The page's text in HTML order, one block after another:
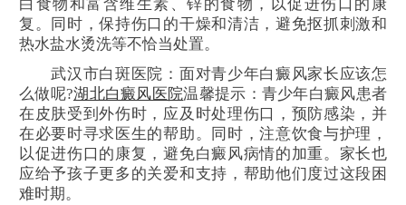
白食物和富含维生素、锌的食物，以促进伤口的康
复。同时，保持伤口的干燥和清洁，避免抠抓刺激和
热水盐水烫洗等不恰当处置。
武汉市白斑医院：面对青少年白癜风家长应该怎
么做呢?湖北白癜风医院温馨提示：青少年白癜风患者
在皮肤受到外伤时，应及时处理伤口，预防感染，并
在必要时寻求医生的帮助。同时，注意饮食与护理，
以促进伤口的康复，避免白癜风病情的加重。家长也
应给予孩子更多的关爱和支持，帮助他们度过这段困
难时期。